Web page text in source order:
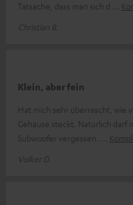
Tatsache, dass man sich d
Christian B.
Klein, aber fein
Hat mich sehr überrascht, wie
Gehäuse steckt. Natürlich darf
Subwoofer vergessen.
Volker D.